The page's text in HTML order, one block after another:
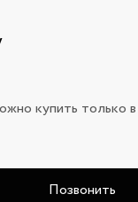
купить только в
Позвонить